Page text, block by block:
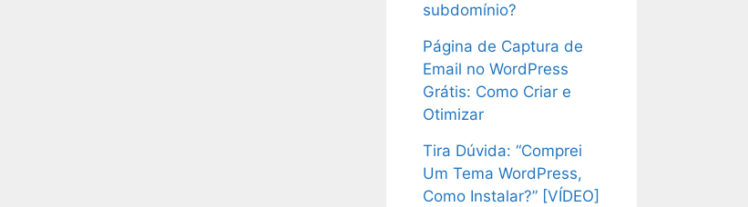
subdomínio?
Página de Captura de
Email no WordPress
Grátis: Como Criar e
Otimizar
Tira Dúvida: “Comprei
Um Tema WordPress,
Como Instalar?” [VÍDEO]